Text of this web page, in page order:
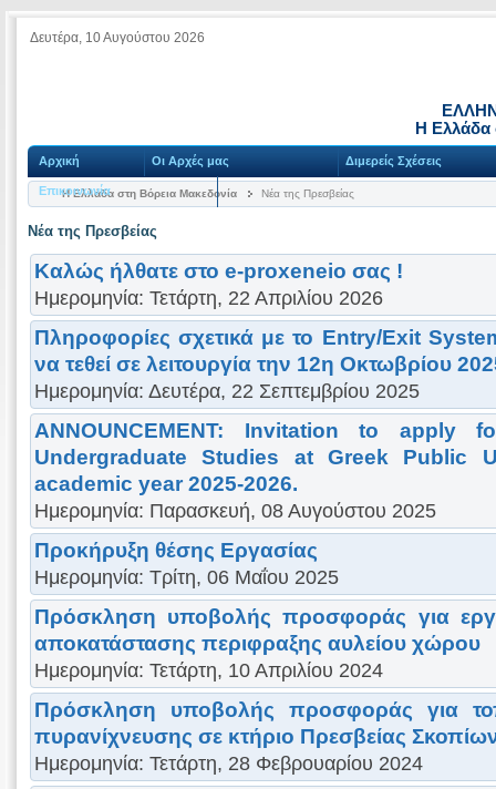
Δευτέρα, 10 Αυγούστου 2026
Η Ελλάδα
Αρχική Οι Αρχές μας Διμερείς Σχέσεις
Επικοινωνία
Η Ελλάδα στη Βόρεια Μακεδονία Νέα της Πρεσβείας
Νέα της Πρεσβείας
Καλώς ήλθατε στο e-proxeneio σας !
Ημερομηνία: Τετάρτη, 22 Απριλίου 2026
Πληροφορίες σχετικά με το Entry/Exit
να τεθεί σε λειτουργία την 12η Οκτωβρίου
Ημερομηνία: Δευτέρα, 22 Σεπτεμβρίου 2025
ANNOUNCEMENT: Invitation to apply
Undergraduate Studies at Greek Public
academic year 2025-2026.
Ημερομηνία: Παρασκευή, 08 Αυγούστου 2025
Προκήρυξη θέσης Εργασίας
Ημερομηνία: Τρίτη, 06 Μαΐου 2025
Πρόσκληση υποβολής προσφοράς για
αποκατάστασης περιφραξης αυλείου χώρου
Ημερομηνία: Τετάρτη, 10 Απριλίου 2024
Πρόσκληση υποβολής προσφοράς για
πυρανίχνευσης σε κτήριο Πρεσβείας
Ημερομηνία: Τετάρτη, 28 Φεβρουαρίου 2024